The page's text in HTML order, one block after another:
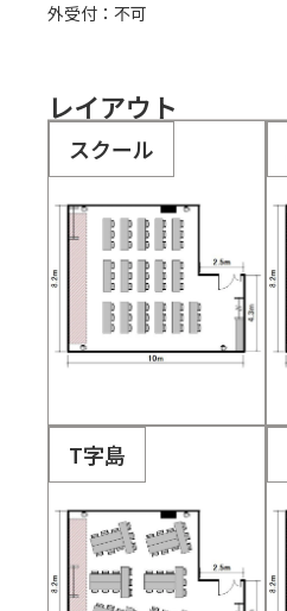
外受付：不可
レイアウト
スクール
T字島